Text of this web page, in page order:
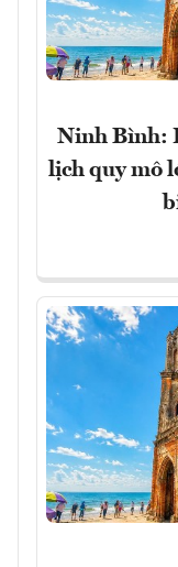
Ninh Bình:
lịch quy mô